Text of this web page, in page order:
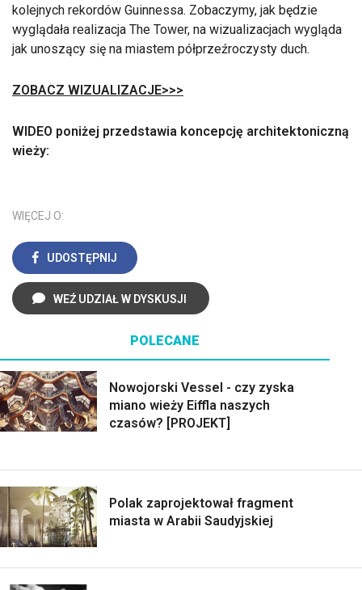
kolejnych rekordów Guinnessa. Zobaczymy, jak będzie
wyglądała realizacja The Tower, na wizualizacjach wygląda
jak unoszący się na miastem półprzeźroczysty duch.
ZOBACZ WIZUALIZACJE>>>
WIDEO poniżej przedstawia koncepcję architektoniczną
wieży:
WIĘCEJ O:
UDOSTĘPNIJ
WEŹ UDZIAŁ W DYSKUSJI
POLECANE
Nowojorski Vessel - czy zyska
miano wieży Eiffla naszych
czasów? [PROJEKT]
Polak zaprojektował fragment
miasta w Arabii Saudyjskiej